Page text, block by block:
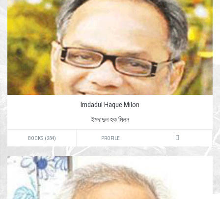
Imdadul Haque Milon
ইমদাদুল হক মিলন
BOOKS (284) PROFILE